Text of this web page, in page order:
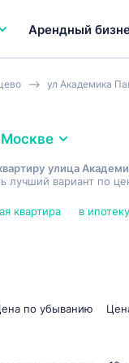
Арендный
ул Академика
Москве
улица
вариант по
квартира в ипотеку
по убыванию